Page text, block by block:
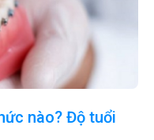
nào? Độ tuổi